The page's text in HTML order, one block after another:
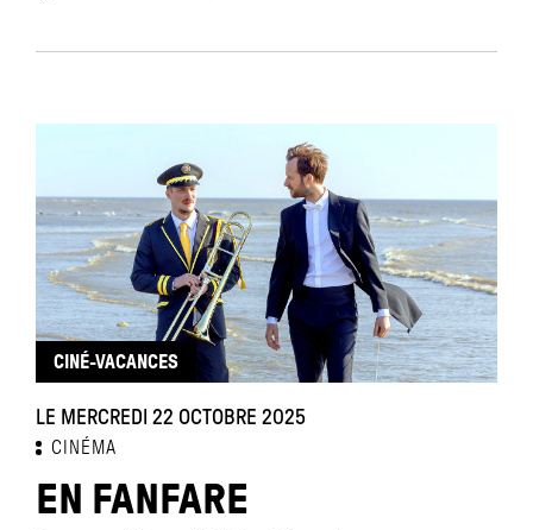
CINÉ-VACANCES
LE MERCREDI 22 OCTOBRE 2025
CINÉMA
EN FANFARE